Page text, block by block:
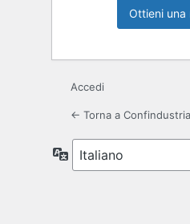
Accedi
← Torna a
Lingua